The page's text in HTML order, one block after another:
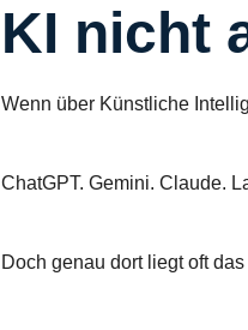
KI nicht
Wenn über Künstliche
ChatGPT. Gemini. Claude.
Doch genau dort liegt oft